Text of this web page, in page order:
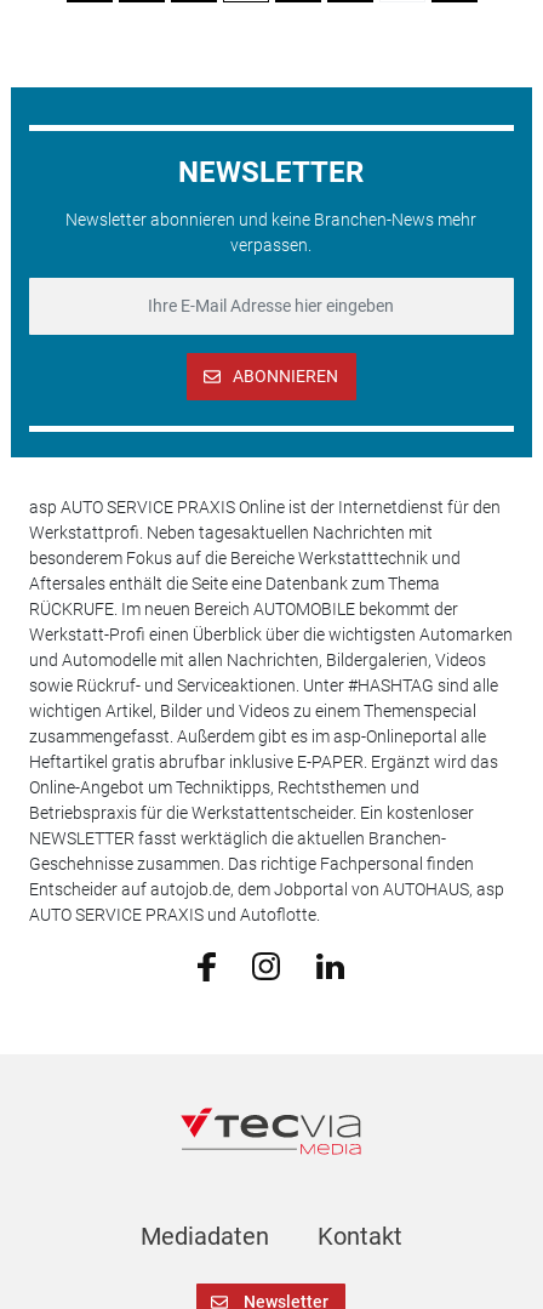
NEWSLETTER
Newsletter abonnieren und keine Branchen-News mehr
verpassen.
ABONNIEREN
asp AUTO SERVICE PRAXIS Online ist der Internetdienst für den
Werkstattprofi. Neben tagesaktuellen Nachrichten mit
besonderem Fokus auf die Bereiche Werkstatttechnik und
Aftersales enthält die Seite eine Datenbank zum Thema
RÜCKRUFE. Im neuen Bereich AUTOMOBILE bekommt der
Werkstatt-Profi einen Überblick über die wichtigsten Automarken
und Automodelle mit allen Nachrichten, Bildergalerien, Videos
sowie Rückruf- und Serviceaktionen. Unter #HASHTAG sind alle
wichtigen Artikel, Bilder und Videos zu einem Themenspecial
zusammengefasst. Außerdem gibt es im asp-Onlineportal alle
Heftartikel gratis abrufbar inklusive E-PAPER. Ergänzt wird das
Online-Angebot um Techniktipps, Rechtsthemen und
Betriebspraxis für die Werkstattentscheider. Ein kostenloser
NEWSLETTER fasst werktäglich die aktuellen Branchen-
Geschehnisse zusammen. Das richtige Fachpersonal finden
Entscheider auf autojob.de, dem Jobportal von AUTOHAUS, asp
AUTO SERVICE PRAXIS und Autoflotte.
Mediadaten Kontakt
Newsletter